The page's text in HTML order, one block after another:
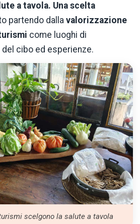
a tavola. Una scelta
partendo dallavalorizzazione
come luoghi di
cibo ed esperienze.
scelgono la salute a tavola